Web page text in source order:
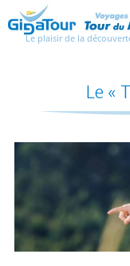
Le plaisir de la
Le «